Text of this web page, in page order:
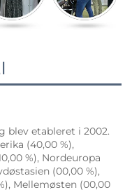
blev etableret i 2002.
(40,00 %),
%), Nordeuropa
(00,00 %),
Mellemøsten (00,00